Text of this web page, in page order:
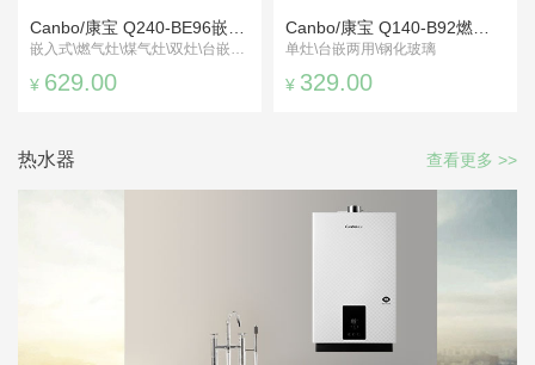
¥ 629.00
单灶\台嵌两用\钢化玻璃
¥ 329.00
热水器 查看更多 >>